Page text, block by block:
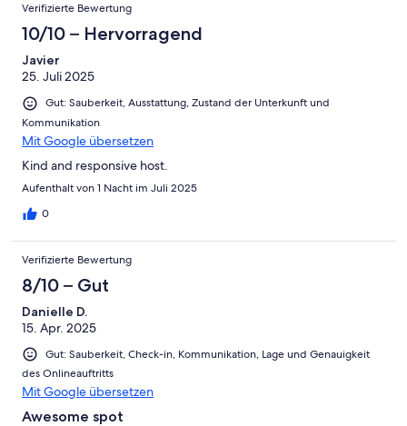
Verifizierte Bewertung
10/10 – Hervorragend
Javier
25. Juli 2025
Gut: Sauberkeit, Ausstattung, Zustand der Unterkunft und
Kommunikation
Mit Google übersetzen
Kind and responsive host.
Aufenthalt von 1 Nacht im Juli 2025
0
Verifizierte Bewertung
8/10 – Gut
Danielle D.
15. Apr. 2025
Gut: Sauberkeit, Check-in, Kommunikation, Lage und Genauigkeit
des Onlineauftritts
Mit Google übersetzen
Awesome spot